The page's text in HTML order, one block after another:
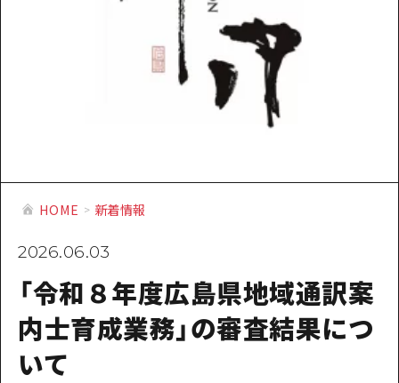
提供資料のご案内
オンライン相談窓口
ひろしま観光大使
新着情報
HOME 新着情報
2026.06.03
「令和８年度広島県地域通訳案
内士育成業務」の審査結果につ
いて